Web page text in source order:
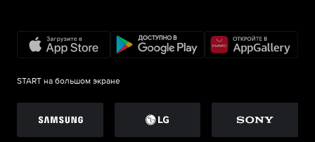
START на большом экране